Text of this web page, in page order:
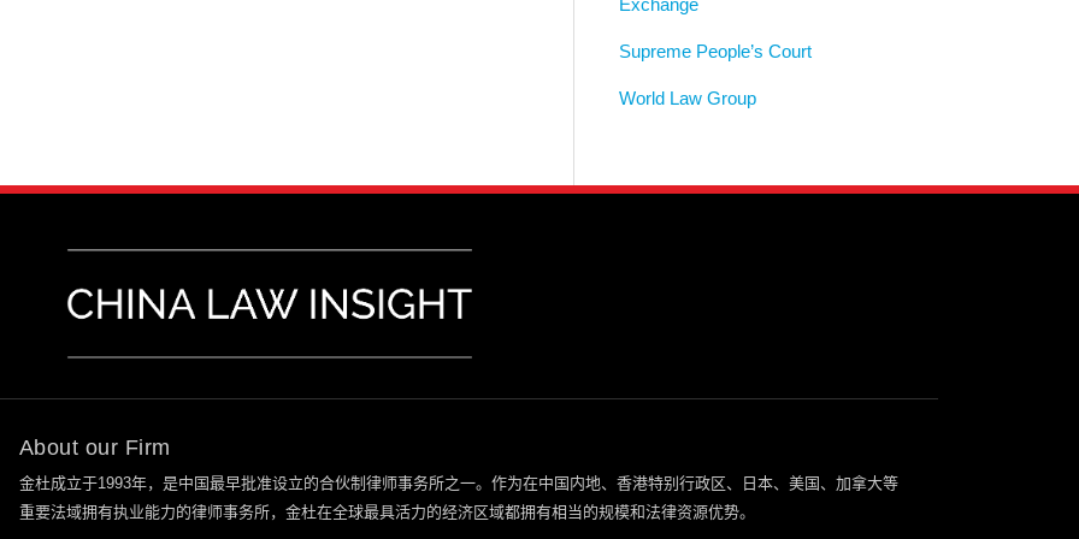
Supreme People’s Court
World Law Group
About our Firm
金杜成立于1993年，是中国最早批准设立的合伙制律师事务所之一。作为在中国内地、香港特别行政区、日本、美国、加拿大等
重要法域拥有执业能力的律师事务所，金杜在全球最具活力的经济区域都拥有相当的规模和法律资源优势。